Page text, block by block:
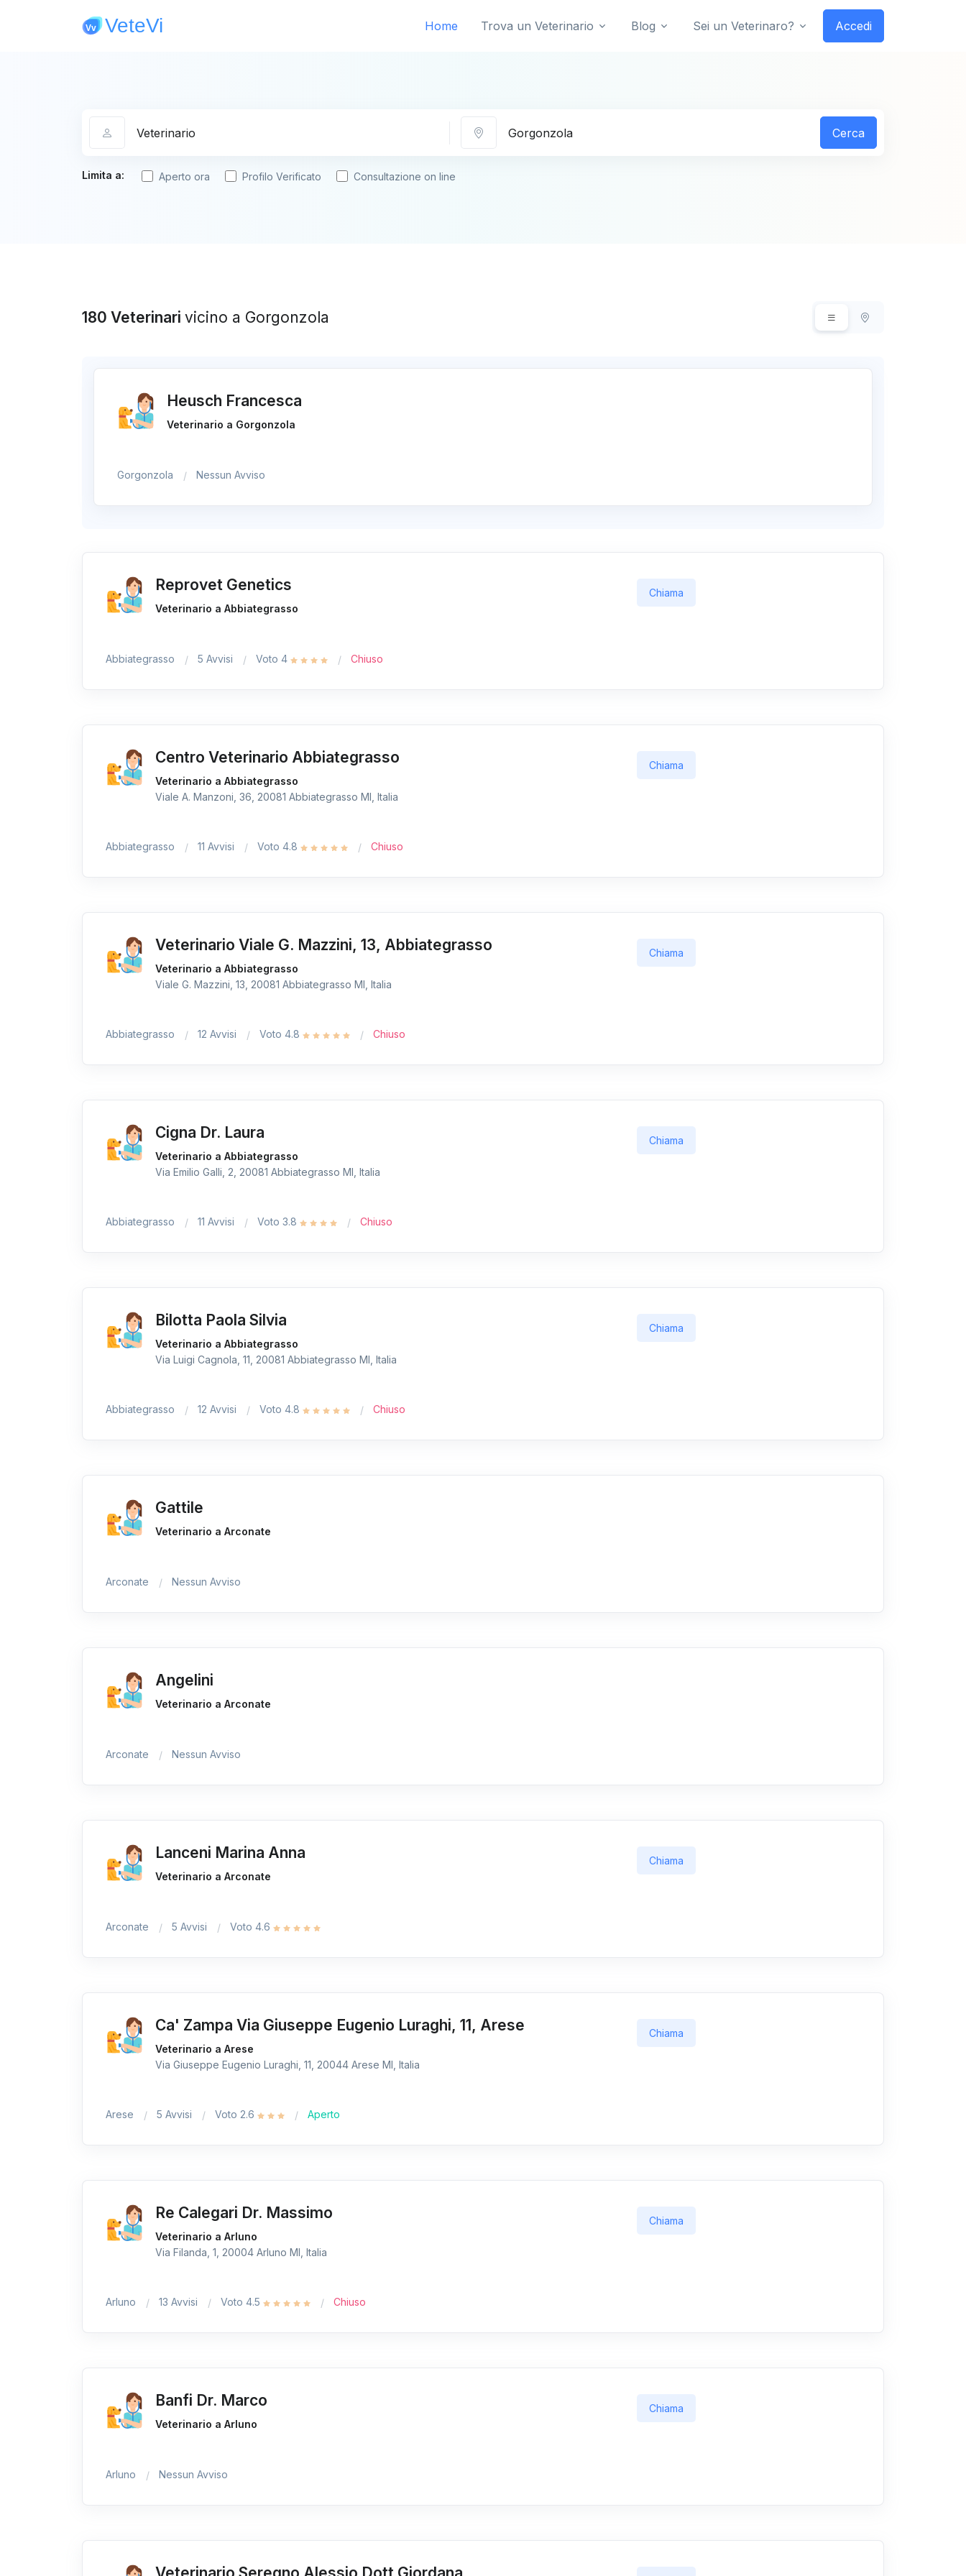
Home Trova un Veterinario Blog Sei un Veterinaro? Accedi
Cerca
Limita a: Aperto ora Profilo Verificato Consultazione on line
180 Veterinari vicino a Gorgonzola
Heusch Francesca
Veterinario a Gorgonzola
Gorgonzola Nessun Avviso
Reprovet Genetics
Veterinario a Abbiategrasso
Chiama
Abbiategrasso 5 Avvisi Voto 4 Chiuso
Centro Veterinario Abbiategrasso
Veterinario a Abbiategrasso
Viale A. Manzoni, 36, 20081 Abbiategrasso MI, Italia
Chiama
Abbiategrasso 11 Avvisi Voto 4.8 Chiuso
Veterinario Viale G. Mazzini, 13, Abbiategrasso
Veterinario a Abbiategrasso
Viale G. Mazzini, 13, 20081 Abbiategrasso MI, Italia
Chiama
Abbiategrasso 12 Avvisi Voto 4.8 Chiuso
Cigna Dr. Laura
Veterinario a Abbiategrasso
Via Emilio Galli, 2, 20081 Abbiategrasso MI, Italia
Chiama
Abbiategrasso 11 Avvisi Voto 3.8 Chiuso
Bilotta Paola Silvia
Veterinario a Abbiategrasso
Via Luigi Cagnola, 11, 20081 Abbiategrasso MI, Italia
Chiama
Abbiategrasso 12 Avvisi Voto 4.8 Chiuso
Gattile
Veterinario a Arconate
Arconate Nessun Avviso
Angelini
Veterinario a Arconate
Arconate Nessun Avviso
Lanceni Marina Anna
Veterinario a Arconate
Chiama
Arconate 5 Avvisi Voto 4.6
Ca' Zampa Via Giuseppe Eugenio Luraghi, 11, Arese
Veterinario a Arese
Via Giuseppe Eugenio Luraghi, 11, 20044 Arese MI, Italia
Chiama
Arese 5 Avvisi Voto 2.6 Aperto
Re Calegari Dr. Massimo
Veterinario a Arluno
Via Filanda, 1, 20004 Arluno MI, Italia
Chiama
Arluno 13 Avvisi Voto 4.5 Chiuso
Banfi Dr. Marco
Veterinario a Arluno
Chiama
Arluno Nessun Avviso